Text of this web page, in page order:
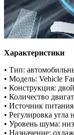
Характеристики
• Тип:
• Модель: Vehicle
• Конструкция:
• Количество
• Источник
• Регулировка угла
• Уровень шума:
• Назначение: